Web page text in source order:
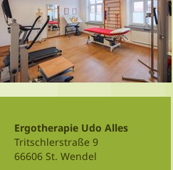
Ergotherapie Udo Alles
Tritschlerstraße 9
66606 St. Wendel